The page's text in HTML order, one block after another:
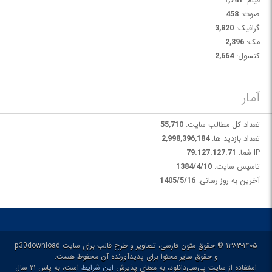
صوت: 458
گرافیک: 3,820
مک: 2,396
کنسول:2,664
آمار
تعداد کل مطالب سایت: 55,710
تعداد بازدید ها:2,998,396,184
IP شما:
79.127.127.71
تاسیس سایت: 1384/4/10
آخرین به روز رسانی: 1405/5/16
۱۳۸۳-۱۴۰۵ © حقوق متون فارسی، تصاویر و طرح قالب برای سایت p30download
و حقوق سایر محتوا برای پدیدآورنده آن محفوظ هست.
استفاده از سایت پی‌سی‌دانلود، به معنای پذیرش این شرایط است، به پاس ۲۱ سال